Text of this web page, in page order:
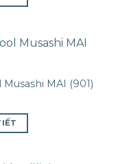
MAI (901)